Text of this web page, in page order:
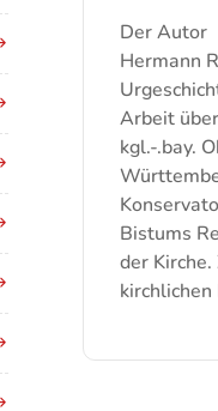
Der Autor
Hermann
Arbeit
kgl.-.bay.
Bistums
der
kirchlichen